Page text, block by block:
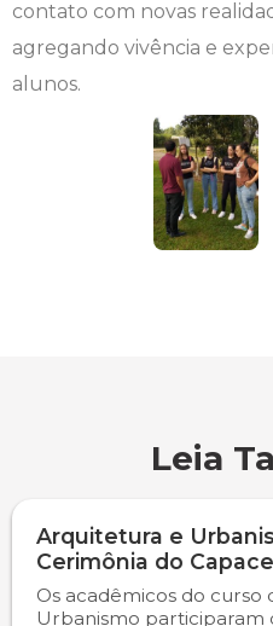
contato com novas
agregando vivência e
alunos.
Leia
Arquitetura e
Cerimônia do
Os acadêmicos do curso
Urbanismo participaram
Farmácia
Medicina Veterinária
Publicidade e
Manual de Formatura
Minha Biblioteca
Núcleo de Apoio
Seguro Escolar
Sapien
Simulado Preparatório
Intercampo
NAPP e NAPC
Portal do Egresso
Revistas Campo Real
WhatsApp Campo Real